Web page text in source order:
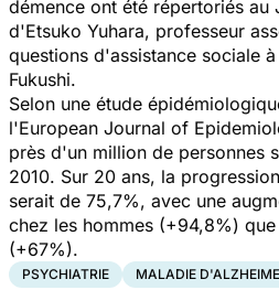
démence ont été répertoriés au
d'Etsuko Yuhara, professeur
questions d'assistance sociale
Fukushi.
Selon une étude
l'European Journal of
près d'un million de personnes
2010. Sur 20 ans, la
serait de 75,7%, avec une
chez les hommes (+94,8%)
(+67%).
PSYCHIATRIE MALADIE